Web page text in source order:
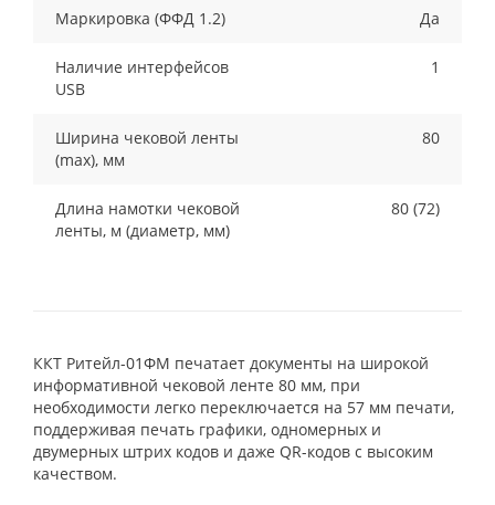
Маркировка (ФФД 1.2) Да
Наличие интерфейсов
USB
1
Ширина чековой ленты
(max), мм
80
Длина намотки чековой
ленты, м (диаметр, мм)
80 (72)
ККТ Ритейл-01ФМ печатает документы на широкой
информативной чековой ленте 80 мм, при
необходимости легко переключается на 57 мм печати,
поддерживая печать графики, одномерных и
двумерных штрих кодов и даже QR-кодов с высоким
качеством.